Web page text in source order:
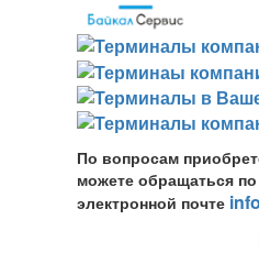
По вопросам
можете обращаться
электронной почте